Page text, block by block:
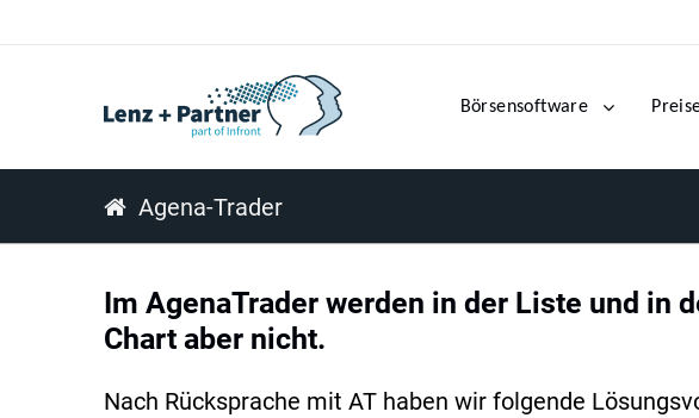
Börsensoftware
Agena-Trader
Im AgenaTrader werden in der Liste und in
Chart aber nicht.
Nach Rücksprache mit AT haben wir folgende